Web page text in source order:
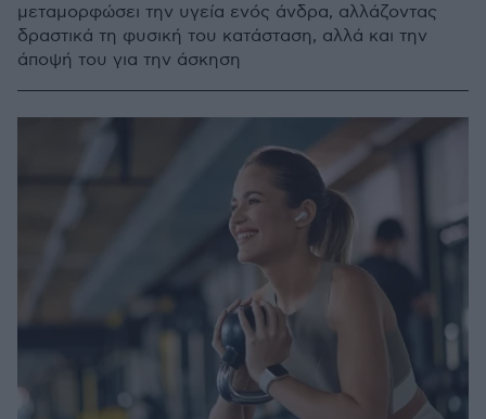
μεταμορφώσει την υγεία ενός άνδρα, αλλάζοντας
δραστικά τη φυσική του κατάσταση, αλλά και την
άποψή του για την άσκηση